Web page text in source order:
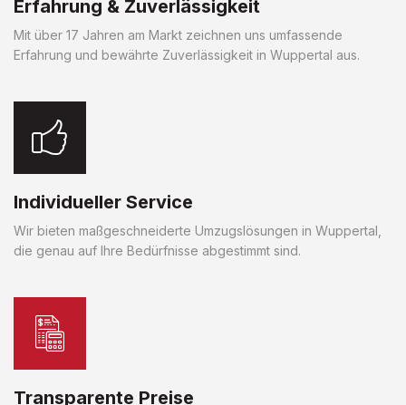
Erfahrung & Zuverlässigkeit
Mit über 17 Jahren am Markt zeichnen uns umfassende
Erfahrung und bewährte Zuverlässigkeit in Wuppertal aus.
Individueller Service
Wir bieten maßgeschneiderte Umzugslösungen in Wuppertal,
die genau auf Ihre Bedürfnisse abgestimmt sind.
Transparente Preise